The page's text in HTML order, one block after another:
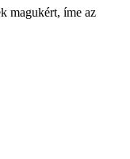
magukért, íme az